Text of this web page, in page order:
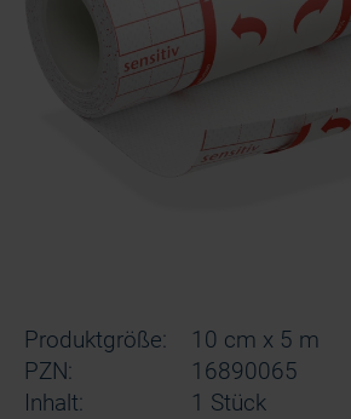
Budgetrelevante Abrechnungspreise der
für je 1 Stück*
Produktgröße:
10 cm x 5 m
PZN:
16890065
Inhalt:
1 Stück